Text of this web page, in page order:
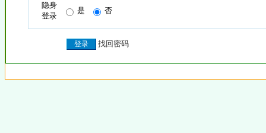
隐身
登录
是 否
找回密码